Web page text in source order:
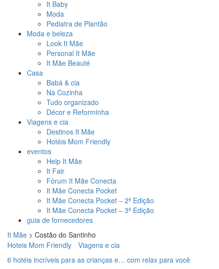
It Baby
Moda
Pediatra de Plantão
Moda e beleza
Look It Mãe
Personal It Mãe
It Mãe Beauté
Casa
Babá & cia
Na Cozinha
Tudo organizado
Décor e Reforminha
Viagens e cia
Destinos It Mãe
Hotéis Mom Friendly
eventos
Help It Mãe
It Fair
Fórum It Mãe Conecta
It Mãe Conecta Pocket
It Mãe Conecta Pocket – 2ª Edição
It Mãe Conecta Pocket – 3ª Edição
guia de fornecedores
It Mãe > Costão do Santinho
Hoteis Mom Friendly
Viagens e cia
6 hotéis incríveis para as crianças e… com relax para você